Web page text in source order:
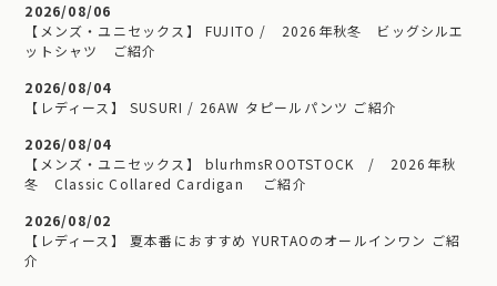
2026/08/06
【メンズ・ユニセックス】 FUJITO / 2026年秋冬 ビッグシルエ
ットシャツ ご紹介
2026/08/04
【レディース】 SUSURI / 26AW タピールパンツ ご紹介
2026/08/04
【メンズ・ユニセックス】 blurhmsROOTSTOCK / 2026年秋
冬 Classic Collared Cardigan ご紹介
2026/08/02
【レディース】 夏本番におすすめ YURTAOのオールインワン ご紹
介